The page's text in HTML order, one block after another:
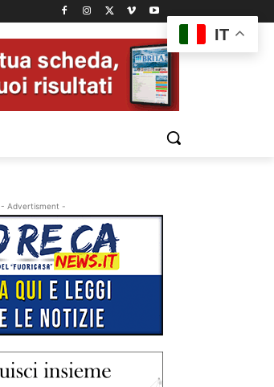
- Advertisment -
IT